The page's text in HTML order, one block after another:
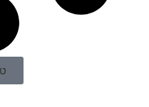
טען עוד